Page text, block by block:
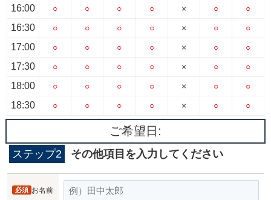
16:00
16:30
17:00
17:30
18:00
18:30
○
○
○
○
○
○
○
○
○
○
○
○
○
○
○
○
○
○
○
○
○
○
○
○
×
×
×
×
×
×
○
○
○
○
○
○
○
○
○
○
○
○
ご希望日:
ステップ2 その他項目を入力してください
お名前
必須